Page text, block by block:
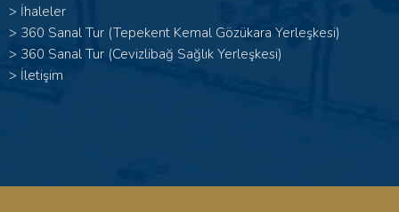
> İhaleler
> 360 Sanal Tur (Tepekent Kemal Gözükara Yerleşkesi)
> 360 Sanal Tur (Cevizlibağ Sağlık Yerleşkesi)
> İletişim